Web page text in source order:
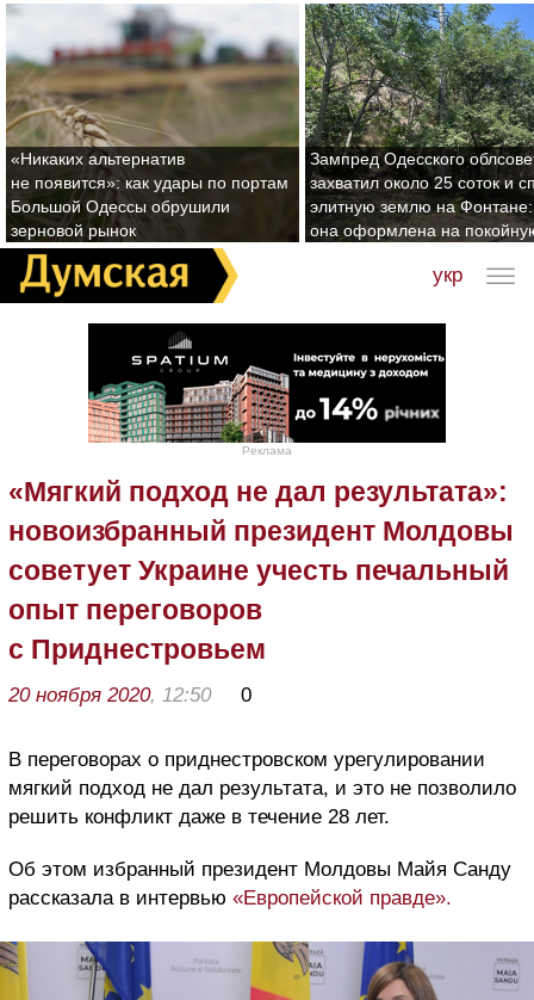
«Никаких альтернатив
не появится»: как удары по портам
Большой Одессы обрушили
зерновой рынок
Зампред Одесского
захватил около 25 соток и
элитную землю на Фонтане:
она оформлена на
укр
Реклама
«Мягкий подход не дал результата»:
новоизбранный президент Молдовы
советует Украине учесть печальный
опыт переговоров
с Приднестровьем
20 ноября 2020, 12:50 0
В переговорах о приднестровском урегулировании
мягкий подход не дал результата, и это не позволило
решить конфликт даже в течение 28 лет.
Об этом избранный президент Молдовы Майя Санду
рассказала в интервью «Европейской правде».